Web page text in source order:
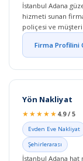
İstanbul Adana
hizmeti sunan
poliçesi ve müşteri
Firma Profilini
Yön Nakliyat
★★★★★ 4.9 / 5
Evden Eve Nakliyat
Şehirlerarası
İstanbul Adana hat